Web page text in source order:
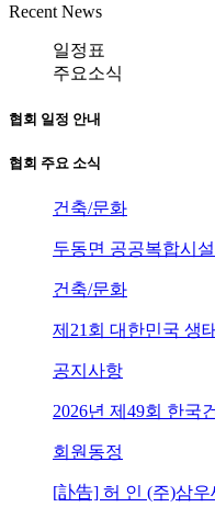
Recent News
일정표
주요소식
협회 일정 안내
협회 주요 소식
건축/문화
두동면 공공복합시
건축/문화
제21회 대한민국 생
공지사항
2026년 제49회 한국
회원동정
[訃告] 허 인 (주)삼